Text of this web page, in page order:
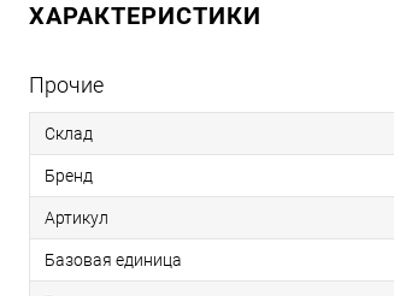
ХАРАКТЕРИСТИКИ
Прочие
Склад
Бренд
Артикул
Базовая единица